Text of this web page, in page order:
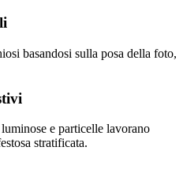
basandosi sulla posa della foto,
e particelle lavorano
stratificata.